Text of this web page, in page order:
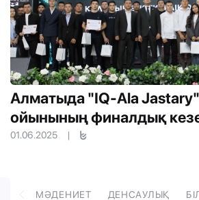
Алматыда "IQ-Ala Jastary"
ойынының финалдық
01.06.2025 |
МӘДЕНИЕТ ДЕНСАУЛЫҚ